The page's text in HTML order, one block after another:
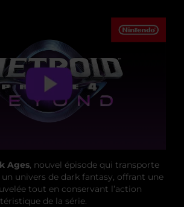
Ages, nouvel épisode qui transporte
un univers de dark fantasy, offrant une
tout en conservant l’action
de la série.